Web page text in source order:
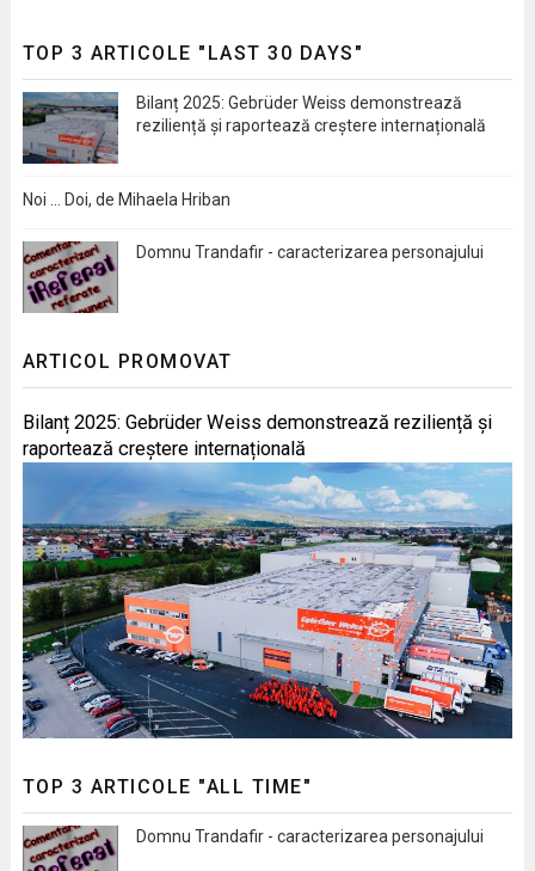
TOP 3 ARTICOLE "LAST 30 DAYS"
Bilanț 2025: Gebrüder Weiss demonstrează
reziliență și raportează creștere internațională
Noi … Doi, de Mihaela Hriban
Domnu Trandafir - caracterizarea personajului
ARTICOL PROMOVAT
Bilanț 2025: Gebrüder Weiss demonstrează reziliență și
raportează creștere internațională
TOP 3 ARTICOLE "ALL TIME"
Domnu Trandafir - caracterizarea personajului